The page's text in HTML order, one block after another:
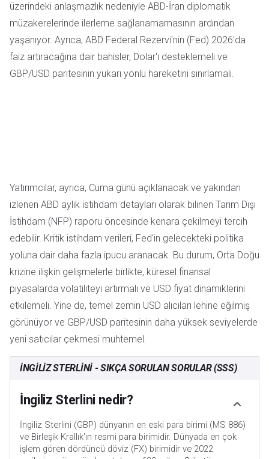
üzerindeki anlaşmazlık nedeniyle ABD-İran diplomatik
müzakerelerinde ilerleme sağlanamamasının ardından
yaşanıyor. Ayrıca, ABD Federal Rezervi'nin (Fed) 2026'da
faiz artıracağına dair bahisler, Dolar'ı desteklemeli ve
GBP/USD paritesinin yukarı yönlü hareketini sınırlamalı.
Yatırımcılar, ayrıca, Cuma günü açıklanacak ve yakından
izlenen ABD aylık istihdam detayları olarak bilinen Tarım Dışı
İstihdam (NFP) raporu öncesinde kenara çekilmeyi tercih
edebilir. Kritik istihdam verileri, Fed'in gelecekteki politika
yoluna dair daha fazla ipucu aranacak. Bu durum, Orta Doğu
krizine ilişkin gelişmelerle birlikte, küresel finansal
piyasalarda volatiliteyi artırmalı ve USD fiyat dinamiklerini
etkilemeli. Yine de, temel zemin USD alıcıları lehine eğilmiş
görünüyor ve GBP/USD paritesinin daha yüksek seviyelerde
yeni satıcılar çekmesi muhtemel.
İNGILIZ STERLINI - SIKÇA SORULAN SORULAR (SSS)
İngiliz Sterlini nedir?
İngiliz Sterlini (GBP) dünyanın en eski para birimi (MS 886)
ve Birleşik Krallık'ın resmi para birimidir. Dünyada en çok
işlem gören dördüncü döviz (FX) birimidir ve 2022